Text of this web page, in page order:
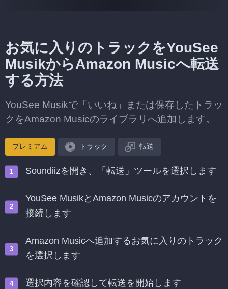
お気に入りのトラックをYouSee
MusikからAmazon Musicへ転送
する方法
YouSee Musikで「いいね」または保存したトラッ
クをAmazon Musicのライブラリへ追加します。
プレミアム トラック 転送
Soundiizを開き、「転送」ツールを選択します
YouSee MusikとAmazon Musicのアカウントを
接続します
Amazon Musicへ追加するお気に入りのトラック
を選択します
選択内容を確認して転送を開始します